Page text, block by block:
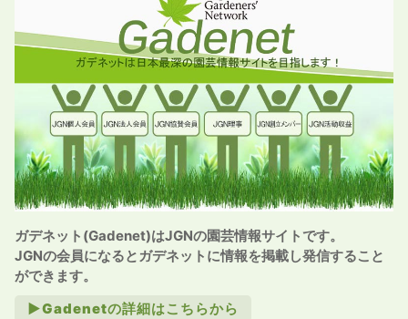
ガデネット(Gadenet)はJGNの園芸情報サイトです。
JGNの会員になるとガデネットに情報を掲載し発信すること
ができます。
►Gadenetの詳細はこちらから